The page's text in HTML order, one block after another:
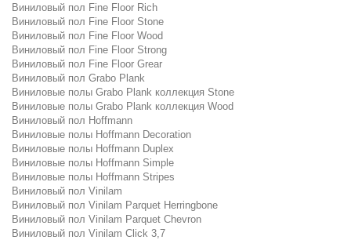
Виниловый пол Fine Floor Rich
Виниловый пол Fine Floor Stone
Виниловый пол Fine Floor Wood
Виниловый пол Fine Floor Strong
Виниловый пол Fine Floor Grear
Виниловый пол Grabo Plank
Виниловые полы Grabo Plank коллекция Stone
Виниловые полы Grabo Plank коллекция Wood
Виниловый пол Hoffmann
Виниловые полы Hoffmann Decoration
Виниловые полы Hoffmann Duplex
Виниловые полы Hoffmann Simple
Виниловые полы Hoffmann Stripes
Виниловый пол Vinilam
Виниловый пол Vinilam Parquet Herringbone
Виниловый пол Vinilam Parquet Chevron
Виниловый пол Vinilam Click 3,7